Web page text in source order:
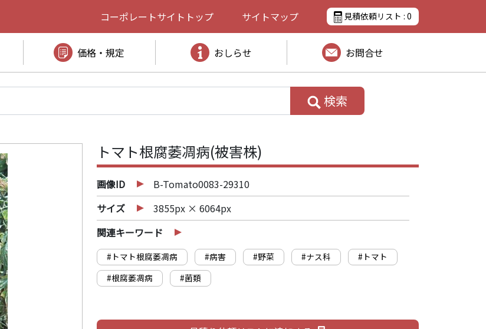
コーポレートサイト トップ サイトマップ 見積依頼リスト : 0
価格・規定 おしらせ お問合せ
検索
トマト根腐萎凋病(被害株)
画像ID
B-Tomato0083-29310
サイズ
3855px × 6064px
関連キーワード
#トマト根腐萎凋病 #病害 #野菜 #ナス科
#トマト
#根腐萎凋病
#菌類